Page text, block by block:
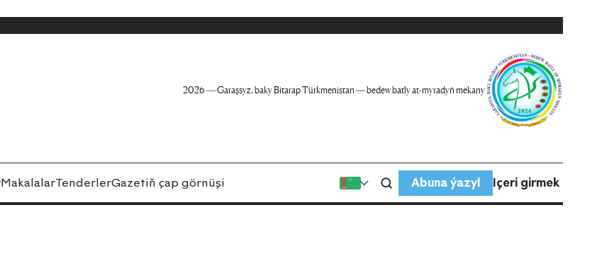
2026 — Garaşsyz, baky Bitarap Türkmenistan — bedew batly at-myradyň mekany
MakalalarTenderlerGazetiň çap görnüşi Abuna ýazyl Içeri girmek